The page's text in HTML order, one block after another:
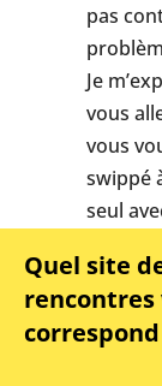
pas
Je
vous
vous
swippé
seul
n’avez
des
Quel site
rencontres
correspond